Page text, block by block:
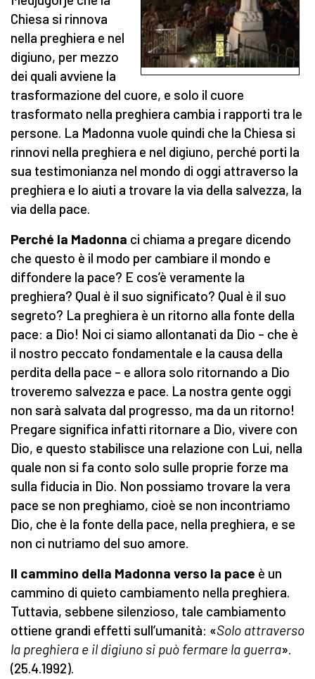
Chiesa si rinnova
nella preghiera e nel
digiuno, per mezzo
dei quali avviene la
trasformazione del cuore, e solo il cuore
trasformato nella preghiera cambia i rapporti tra le
persone. La Madonna vuole quindi che la Chiesa si
rinnovi nella preghiera e nel digiuno, perché porti la
sua testimonianza nel mondo di oggi attraverso la
preghiera e lo aiuti a trovare la via della salvezza, la
via della pace.
Perché la Madonna ci chiama a pregare dicendo
che questo è il modo per cambiare il mondo e
diffondere la pace? E cos’è veramente la
preghiera? Qual è il suo significato? Qual è il suo
segreto? La preghiera è un ritorno alla fonte della
pace: a Dio! Noi ci siamo allontanati da Dio – che è
il nostro peccato fondamentale e la causa della
perdita della pace – e allora solo ritornando a Dio
troveremo salvezza e pace. La nostra gente oggi
non sarà salvata dal progresso, ma da un ritorno!
Pregare significa infatti ritornare a Dio, vivere con
Dio, e questo stabilisce una relazione con Lui, nella
quale non si fa conto solo sulle proprie forze ma
sulla fiducia in Dio. Non possiamo trovare la vera
pace se non preghiamo, cioè se non incontriamo
Dio, che è la fonte della pace, nella preghiera, e se
non ci nutriamo del suo amore.
Il cammino della Madonna verso la pace è un
cammino di quieto cambiamento nella preghiera.
Tuttavia, sebbene silenzioso, tale cambiamento
ottiene grandi effetti sull’umanità: «Solo attraverso
la preghiera e il digiuno si può fermare la guerra».
(25.4.1992).